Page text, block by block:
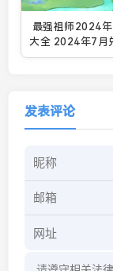
最强祖师2024
大全 2024年7月
发表评论